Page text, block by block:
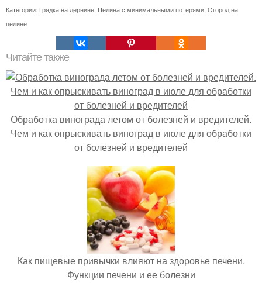
Категории: Грядка на дернине Целина с минимальными потерями Огород на
целине
Читайте также
Обработка винограда летом от болезней и вредителей.
Чем и как опрыскивать виноград в июле для обработки
от болезней и вредителей
Как пищевые привычки влияют на здоровье печени.
Функции печени и ее болезни